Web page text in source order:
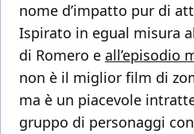
nome d’impatto pur di
Ispirato in egual misura
di Romero e all’episodio
non è il miglior film di
ma è un piacevole
gruppo di personaggi